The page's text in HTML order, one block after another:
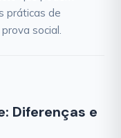
práticas de
social.
Diferenças e